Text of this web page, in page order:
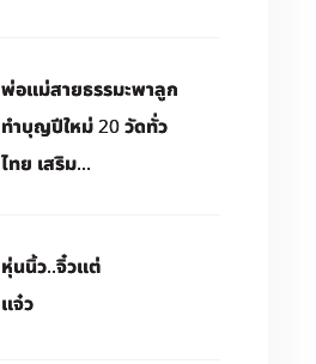
พ่อแม่สายธรรมะพาลูก
ทำบุญปีใหม่ 20 วัดทั่ว
ไทย เสริม...
หุ่นนิ้ว..จิ๋วแต่
แจ๋ว